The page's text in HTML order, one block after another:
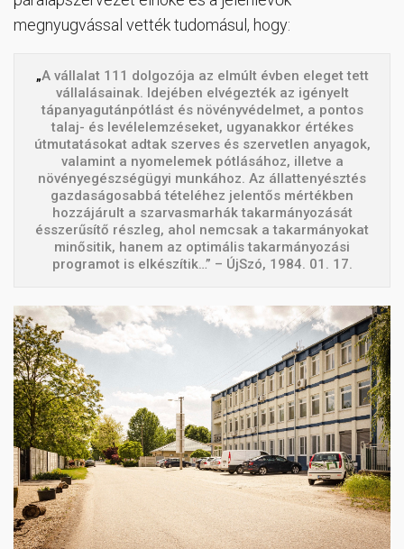
megnyugvással vették tudomásul, hogy:
„A vállalat 111 dolgozója az elmúlt évben eleget tett
vállalásainak. Idejében elvégezték az igényelt
tápanyagutánpótlást és növényvédelmet, a pontos
talaj- és levélelemzéseket, ugyanakkor értékes
útmutatásokat adtak szerves és szervetlen anyagok,
valamint a nyomelemek pótlásához, illetve a
növényegészségügyi munkához. Az állattenyésztés
gazdaságosabbá tételéhez jelentős mértékben
hozzájárult a szarvasmarhák takarmányozását
ésszerűsítő részleg, ahol nemcsak a takarmányokat
minősitik, hanem az optimális takarmányozási
programot is elkészítik…” – ÚjSzó, 1984. 01. 17.